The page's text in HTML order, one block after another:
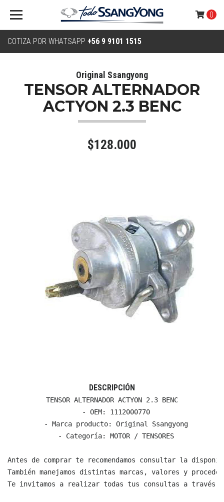
COTIZA POR WHATSAPP +56 9 9101 1515
0
Original Ssangyong
TENSOR ALTERNADOR
ACTYON 2.3 BENC
$128.000
DESCRIPCIÓN
TENSOR ALTERNADOR ACTYON 2.3 BENC
  - OEM: 1112000770
  - Marca producto: Original Ssangyong
  - Categoría: MOTOR / TENSORES
Antes de comprar te recomendamos consultar la
También manejamos distintas marcas, valores y
Te invitamos a realizar todas tus consultas a través